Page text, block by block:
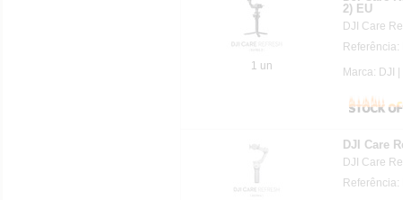
1 un
2) EU
DJI Care
Marca: DJI |
DJI Care
DJI Care